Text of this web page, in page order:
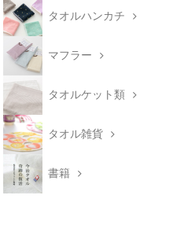
タオルハンカチ
マフラー
タオルケット類
タオル雑貨
書籍